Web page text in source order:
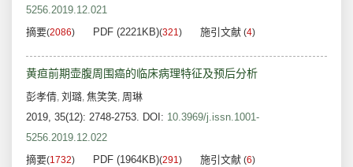
5256.2019.12.021
摘要(2086) PDF (2221KB)(321) 施引文献 (4)
黄疸前期壶腹周围癌的临床病理特征及预后分析
彭孝倩, 刘璐, 焦笑笑, 周琳
2019, 35(12): 2748-2753. DOI: 10.3969/j.issn.1001-
5256.2019.12.022
摘要(1732) PDF (1964KB)(291) 施引文献 (6)